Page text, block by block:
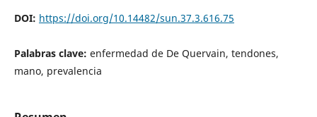
DOI: https://doi.org/10.14482/sun.37.3.616.75
Palabras clave: enfermedad de De Quervain, tendones,
mano, prevalencia